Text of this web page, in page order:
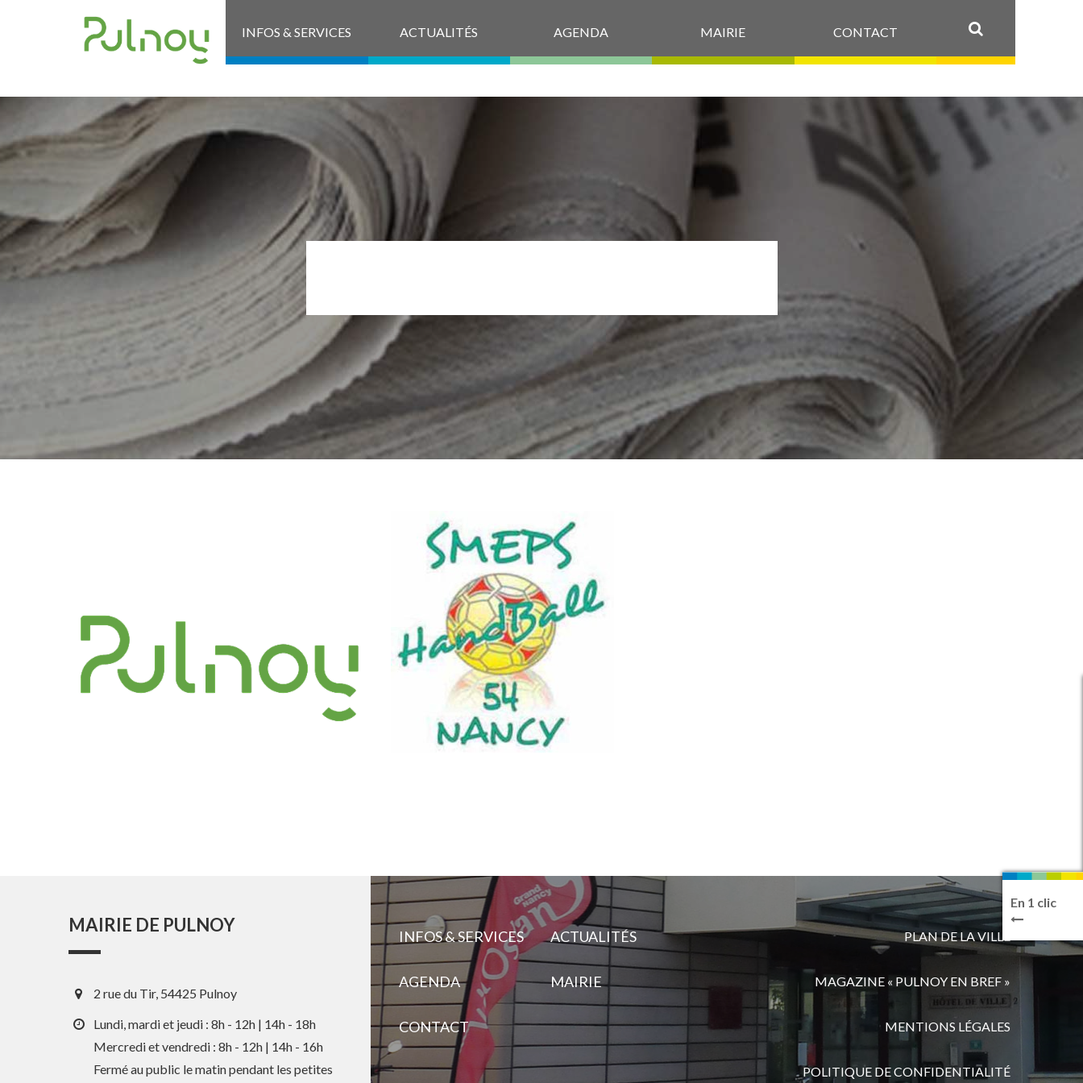
INFOS & SERVICES ACTUALITÉS AGENDA MAIRIE CONTACT
En 1 clic
MAIRIE DE PULNOY
2 rue du Tir, 54425 Pulnoy
Lundi, mardi et jeudi : 8h - 12h | 14h - 18h
Mercredi et vendredi : 8h - 12h | 14h - 16h
Fermé au public le matin pendant les petites
INFOS & SERVICES ACTUALITÉS
AGENDA MAIRIE
CONTACT
PLAN DE LA VILLE
MAGAZINE « PULNOY EN BREF »
MENTIONS LÉGALES
POLITIQUE DE CONFIDENTIALITÉ